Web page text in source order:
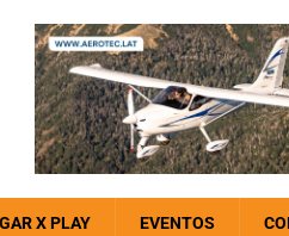
X PLAY EVENTOS